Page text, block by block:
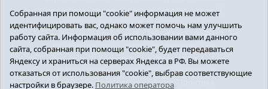
редактор - Королюк Елена Анатольевна, e-mail:
znamenka@inbox.ru, тел.: 8(34550)2-27-30
Регистрационный номер СМИ Эл №ФС77-69142
от 24 марта 2017 г., выданное Федеральной
службой по надзору в сфере связи,
информационных технологий и массовых
коммуникаций (Роскомнадзор).
Собранная при помощи "cookie" информация не может
идентифицировать вас, однако может помочь нам улучшить
работу сайта. Информация об использовании вами данного
сайта, собранная при помощи "cookie", будет передаваться
Яндексу и храниться на серверах Яндекса в РФ. Вы можете
отказаться от использования "cookie", выбрав соответствующие
настройки в браузере. Политика оператора